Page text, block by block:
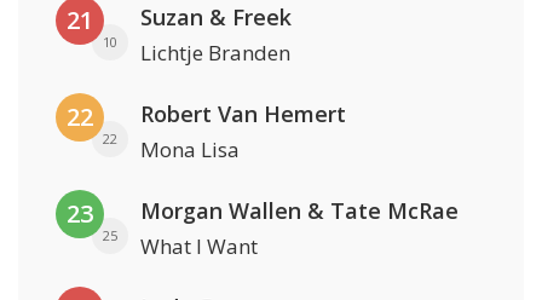
21
10
Suzan & Freek
Lichtje Branden
22
22
Robert Van Hemert
Mona Lisa
23
25
Morgan Wallen & Tate McRae
What I Want